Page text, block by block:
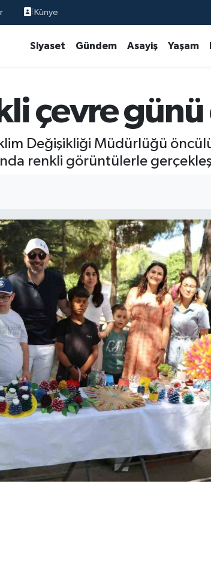
Künye
Siyaset Gündem Asayiş Yaşam
çevre
İklim Değişikliği Müdürlüğü
renkli görüntülerle